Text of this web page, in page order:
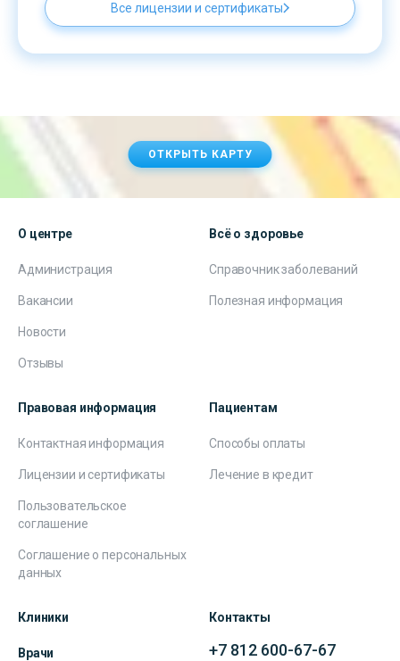
Все лицензии и сертификаты
ОТКРЫТЬ КАРТУ
О центре
Администрация
Вакансии
Новости
Отзывы
Всё о здоровье
Справочник заболеваний
Полезная информация
Правовая информация
Контактная информация
Лицензии и сертификаты
Пользовательское
соглашение
Соглашение о персональных
данных
Пациентам
Способы оплаты
Лечение в кредит
Клиники
Врачи
Контакты
+7 812 600-67-67